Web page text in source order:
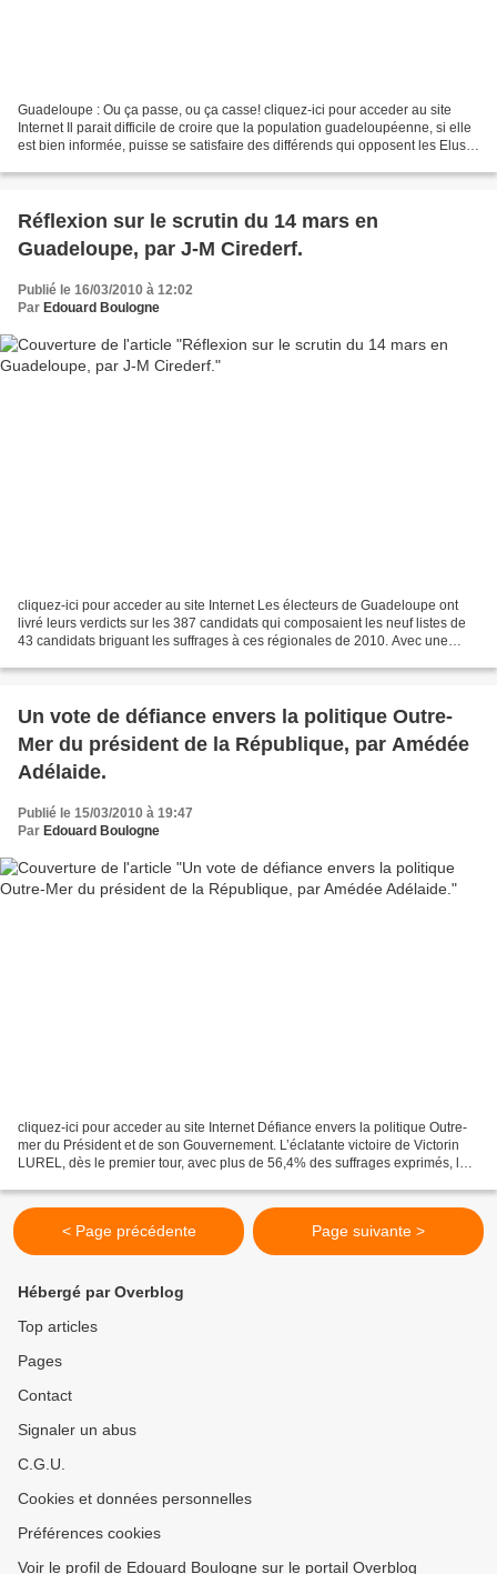
Guadeloupe : Ou ça passe, ou ça casse! cliquez-ici pour acceder au site
Internet Il parait difficile de croire que la population guadeloupéenne, si elle
est bien informée, puisse se satisfaire des différends qui opposent les Elus
Réflexion sur le scrutin du 14 mars en
Guadeloupe, par J-M Cirederf.
Publié le 16/03/2010 à 12:02
Par Edouard Boulogne
cliquez-ici pour acceder au site Internet Les électeurs de Guadeloupe ont
livré leurs verdicts sur les 387 candidats qui composaient les neuf listes de
43 candidats briguant les suffrages à ces régionales de 2010. Avec une
Un vote de défiance envers la politique Outre-
Mer du président de la République, par Amédée
Adélaide.
Publié le 15/03/2010 à 19:47
Par Edouard Boulogne
cliquez-ici pour acceder au site Internet Défiance envers la politique Outre-
mer du Président et de son Gouvernement. L’éclatante victoire de Victorin
LUREL, dès le premier tour, avec plus de 56,4% des suffrages exprimés, lors
< Page précédente Page suivante >
Hébergé par Overblog
Top articles
Pages
Contact
Signaler un abus
C.G.U.
Cookies et données personnelles
Préférences cookies
Voir le profil de Edouard Boulogne sur le portail Overblog